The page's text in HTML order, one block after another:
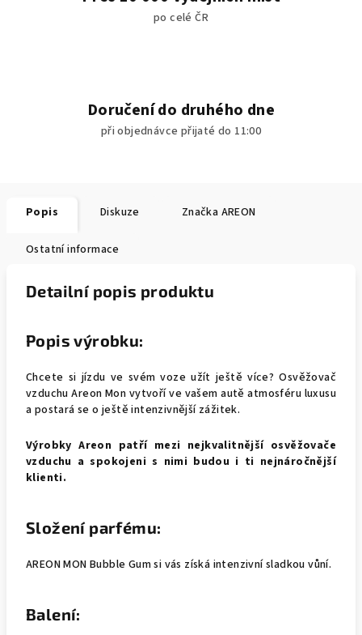
po celé ČR
Doručení do druhého dne
při objednávce přijaté do 11:00
Popis Diskuze Značka AREON
Ostatní informace
Detailní popis produktu
Popis výrobku:
Chcete si jízdu ve svém voze užít ještě více? Osvěžovač
vzduchu Areon Mon vytvoří ve vašem autě atmosféru luxusu
a postará se o ještě intenzivnější zážitek.
Výrobky Areon patří mezi nejkvalitnější osvěžovače
vzduchu a spokojeni s nimi budou i ti nejnáročnější
klienti.
Složení parfému:
AREON MON Bubble Gum si vás získá intenzivní sladkou vůní.
Balení: